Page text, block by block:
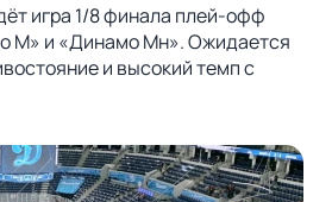
игра 1/8 финала плей-офф
М» и «Динамо Мн». Ожидается
и высокий темп с